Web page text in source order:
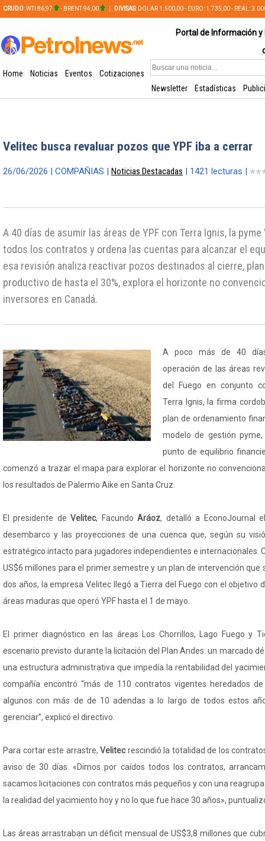
CRUDO: WTI 86,97 - BRENT 94,00 DIVISAS: DOLAR 1.500,00 - EURO: 1.735,00 - REAL:
Portal de Información
Home Noticias Eventos
Cotizaciones
Newsletter
Estadísticas
Velitec busca revaluar pozos que YPF iba a cerrar
26/06/2026 | COMPAÑIAS | Noticias Destacadas | 1421 lecturas |
A 40 días de asumir las áreas de YPF con Terra Ignis, la
todos los contratos y ordena las cuentas para alcanzar el
esa revisión analiza reactivar pozos destinados al cierre,
productivo de hasta el 30%, explora el horizonte no
inversores en Canadá.
A poco más de 40
operación de las áreas
del Fuego en conjunto
Terra Ignis, la firma
plan de ordenamiento
modelo de gestión
punto de equilibrio
comenzó a trazar el mapa para explorar el horizonte no
los resultados de Palermo Aike en Santa Cruz.
El presidente deVelitec, FacundoAráoz, detalló a EconoJournal
desembarco y las proyecciones de una cuenca que, según su
estratégico intacto para jugadores independientes e internacionales.
US$6 millones para el primer semestre y un plan de intervención que
dos años, la empresa Velitec llegó a Tierra del Fuego con el objetivo
áreas maduras que operó YPF hasta el 1 de mayo.
El primer diagnóstico en las áreas Los Chorrillos, Lago Fuego y
escenario previsto durante la licitación del Plan Andes: un marcado
una estructura administrativa que impedía la rentabilidad del
compañía encontró “más de 110 contratos vigentes heredados
algunos con más de de 10 adendas a lo largo de todos estos
gerenciar”, explicó el directivo.
Para cortar este arrastre,Velitecrescindió la totalidad de los
aviso de 30 días. «Dimos por caídos todos los contratos,
sacamos licitaciones con contratos más pequeños y con una
la realidad del yacimiento hoy y no lo que fue hace 30 años»,
Las áreas arrastraban un déficit mensual de US$3,8 millones que